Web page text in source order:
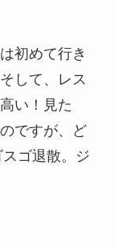
初めて行き
して、レス
い！見た
ですが、ど
ゴ退散。ジ